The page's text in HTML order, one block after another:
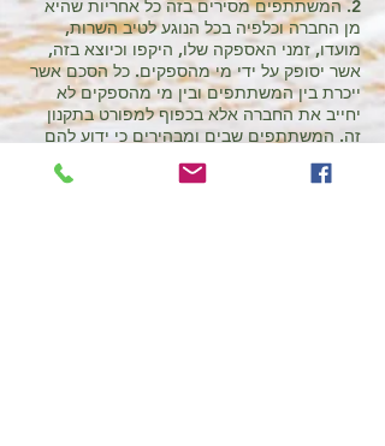
2. המשתתפים מסירים בזה כל אחריות שהיא
מן החברה וכלפיה בכל הנוגע לטיב השרות,
מועדו, זמני האספקה שלו, היקפו וכיוצא בזה,
אשר יסופק על ידי מי מהספקים. כל הסכם אשר
ייכרת בין המשתתפים ובין מי מהספקים לא
יחייב את החברה אלא בכפוף למפורט בתקנון
זה. המשתתפים שבים ומבהירים כי ידוע להם
שהחברה משמשת כמתווכת בלבד בין
המשתתפים ומי מהספקים וכי אינה מעורבת או